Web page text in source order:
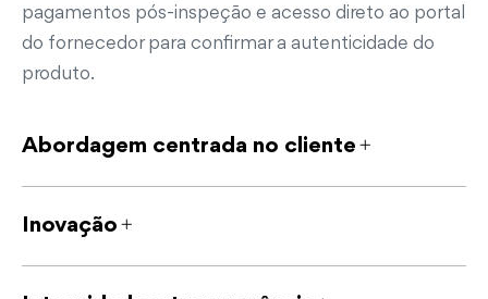
pagamentos pós-inspeção e acesso direto ao portal
do fornecedor para confirmar a autenticidade do
produto.
Abordagem centrada no cliente
Inovação